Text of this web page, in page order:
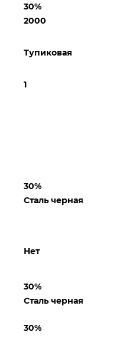
30%
2000
Тупиковая
1
30%
Сталь черная
Нет
30%
Сталь черная
30%